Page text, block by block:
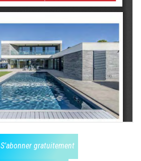
S'abonner gratuitement